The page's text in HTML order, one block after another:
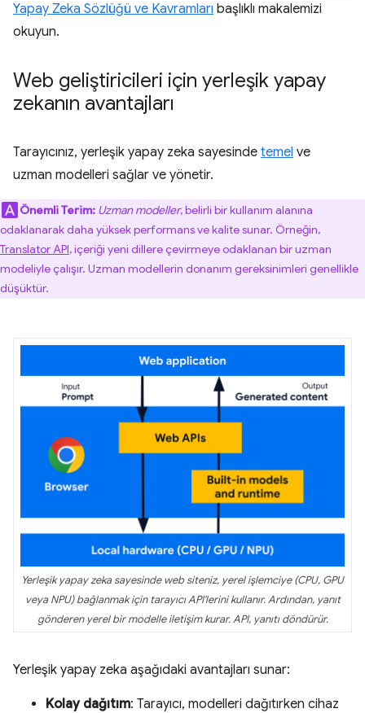
Yapay Zeka Sözlüğü ve Kavramları başlıklı makalemizi
okuyun.
Web geliştiricileri için yerleşik yapay
zekanın avantajları
Tarayıcınız, yerleşik yapay zeka sayesinde temel ve
uzman modelleri sağlar ve yönetir.
Önemli Terim: Uzman modeller, belirli bir kullanım alanına
odaklanarak daha yüksek performans ve kalite sunar. Örneğin,
Translator API, içeriği yeni dillere çevirmeye odaklanan bir uzman
modeliyle çalışır. Uzman modellerin donanım gereksinimleri genellikle
düşüktür.
Yerleşik yapay zeka sayesinde web siteniz, yerel işlemciye (CPU, GPU
veya NPU) bağlanmak için tarayıcı API'lerini kullanır. Ardından, yanıt
gönderen yerel bir modelle iletişim kurar. API, yanıtı döndürür.
Yerleşik yapay zeka aşağıdaki avantajları sunar:
Kolay dağıtım: Tarayıcı, modelleri dağıtırken cihaz